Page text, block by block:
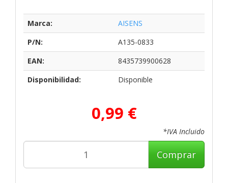
Marca:
AISENS
P/N:
A135-0833
EAN:
8435739900628
Disponibilidad:
Disponible
0,99 €
*IVA Incluido
Comprar